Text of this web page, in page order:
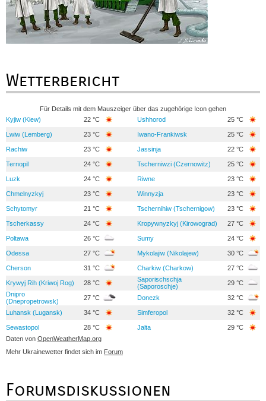
Wetterbericht
Für Details mit dem Mauszeiger über das zugehörige Icon gehen
Kyjiw (Kiew)
22 °C Ushhorod 25 °C
Lwiw (Lemberg) 23 °C Iwano-Frankiwsk 25 °C
Rachiw 23 °C Jassinja 22 °C
Ternopil 24 °C Tscherniwzi (Czernowitz) 25 °C
Luzk 24 °C Riwne 23 °C
Chmelnyzkyj 23 °C Winnyzja 23 °C
Schytomyr 21 °C Tschernihiw (Tschernigow) 23 °C
Tscherkassy 24 °C Kropywnyzkyj (Kirowograd) 27 °C
Poltawa 26 °C Sumy 24 °C
Odessa 27 °C Mykolajiw (Nikolajew) 30 °C
Cherson 31 °C Charkiw (Charkow) 27 °C
Krywyj Rih (Kriwoj Rog) 28 °C
Saporischschja
(Saporoschje)
29 °C
Dnipro
(Dnepropetrowsk)
27 °C Donezk 32 °C
Luhansk (Lugansk) 34 °C Simferopol 32 °C
Sewastopol 28 °C Jalta
29 °C
Daten von OpenWeatherMap.org
Mehr Ukrainewetter findet sich im Forum
Forumsdiskussionen